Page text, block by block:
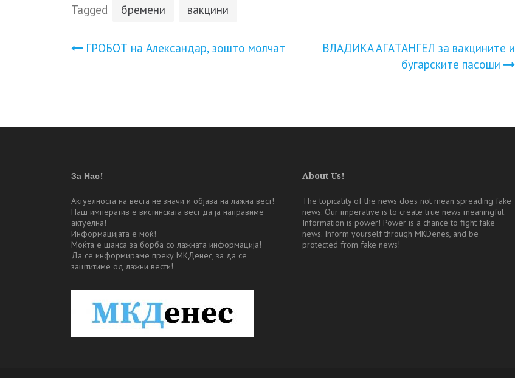
Tagged бремени вакцини
Навигација
ГPOБOТ на Алeкcaндаp, зошто молчат
ВЛAДИКA AГAТАНГEЛ за вaкцинитe и
бyгapcкитe пacoши
За Нас!
Актуелноста на веста не значи и објава на лажна вест!
Наш императив е вистинската вест да ја направиме
актуелна!
Информацијата е моќ!
Моќта е шанса за борба со лажната информација!
Да се информираме преку МКДенес, за да се
заштитиме од лажни вести!
About Us!
The topicality of the news does not mean spreading fake
news. Our imperative is to create true news meaningful.
Information is power! Power is a chance to fight fake
news. Inform yourself through MKDenes, and be
protected from fake news!